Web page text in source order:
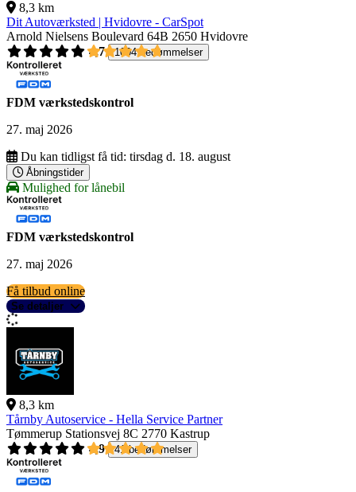
8,3 km
Dit Autoværksted | Hvidovre - CarSpot
Arnold Nielsens Boulevard 64B 2650 Hvidovre
4,7
1004 bedømmelser
FDM værkstedskontrol
27. maj 2026
Du kan tidligst få tid: tirsdag d. 18. august
Åbningstider
Mulighed for lånebil
FDM værkstedskontrol
27. maj 2026
Få tilbud online
Se detaljer
8,3 km
Tårnby Autoservice - Hella Service Partner
Tømmerup Stationsvej 8C 2770 Kastrup
4,9
41 bedømmelser